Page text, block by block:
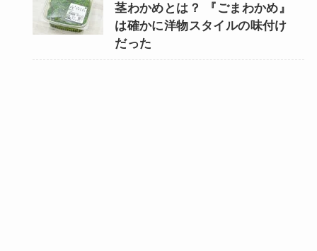
茎わかめとは？ 『ごまわかめ』
は確かに洋物スタイルの味付け
だった